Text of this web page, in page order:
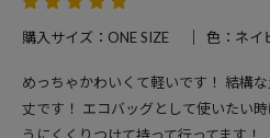
購入サイズ：ONE SIZE 色：ネイ
めっちゃかわいくて軽いです！ 結構
丈です！ エコバッグとして使いたい